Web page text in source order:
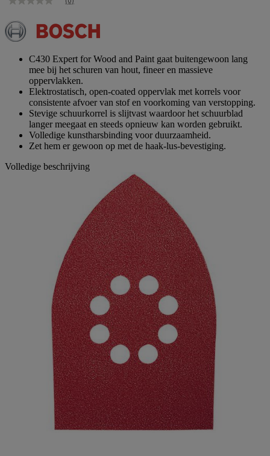
Geen
Dezelfde
paginalink.
C430 Expert for Wood and Paint gaat buitengewoon lang
mee bij het schuren van hout, fineer en massieve
oppervlakken.
Elektrostatisch, open-coated oppervlak met korrels voor
consistente afvoer van stof en voorkoming van verstopping.
Stevige schuurkorrel is slijtvast waardoor het schuurblad
langer meegaat en steeds opnieuw kan worden gebruikt.
Volledige kunstharsbinding voor duurzaamheid.
Zet hem er gewoon op met de haak-lus-bevestiging.
Volledige beschrijving